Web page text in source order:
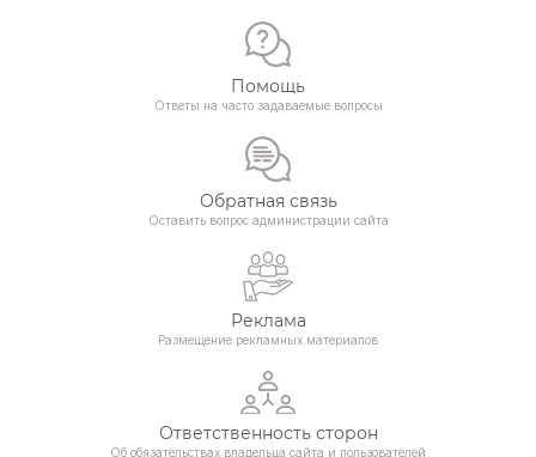
Помощь
Ответы на часто задаваемые вопросы
Обратная связь
Оставить вопрос администрации сайта
Реклама
Размещение рекламных материалов
Ответственность сторон
Об обязательствах владельца сайта и пользователей